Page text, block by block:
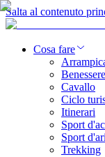
Salta al contenuto
Cosa fare
Benessere
Cavallo
Ciclo
Itinerari
Sport
Sport
Trekking